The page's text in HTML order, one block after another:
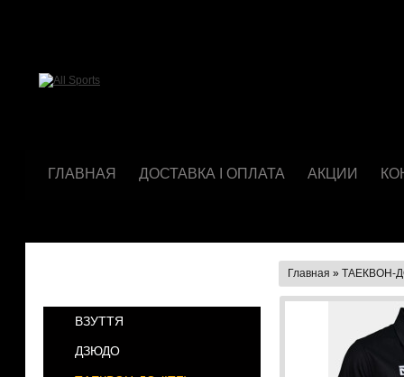
ГЛАВНАЯ ДОСТАВКА І ОПЛАТА АКЦИИ
ВЗУТТЯ
ДЗЮДО
Главная » ТАЕКВОН-